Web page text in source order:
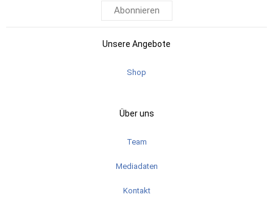
Abonnieren
Unsere Angebote
Shop
Über uns
Team
Mediadaten
Kontakt